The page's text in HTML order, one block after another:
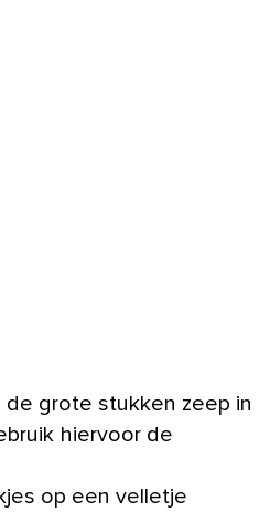
de grote stukken zeep in
hiervoor de
op een velletje